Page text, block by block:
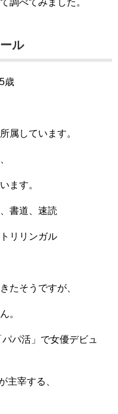
調べてみました。
ル
歳
属しています。
ます。
書道、速読
リリンガル
たそうですが、
。
パ活」で女優デビュ
主宰する、